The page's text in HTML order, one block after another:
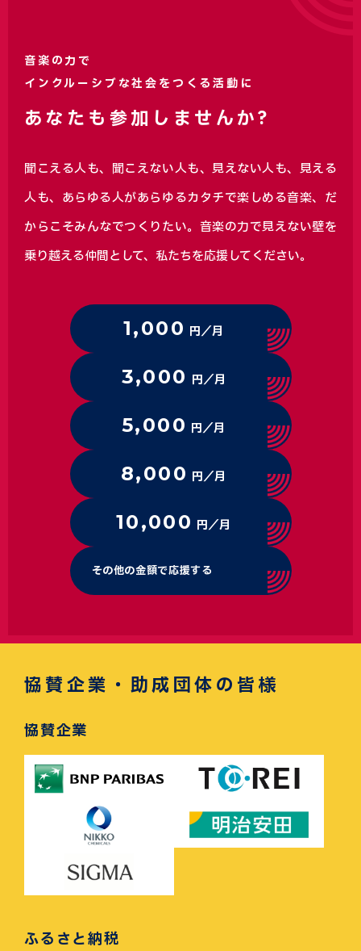
音楽の力で
インクルーシブな社会をつくる活動に
あなたも参加しませんか?
聞こえる人も、聞こえない人も、見えない人も、見える
人も、あらゆる人があらゆるカタチで楽しめる音楽、 だ
からこそみんなでつくりたい。音楽の力で見えない壁を
乗り越える仲間として、私たちを応援してください。
1,000 円／月
3,000 円／月
5,000 円／月
8,000 円／月
10,000 円／月
その他の金額で応援する
協賛企業・助成団体の皆様
協賛企業
ふるさと納税